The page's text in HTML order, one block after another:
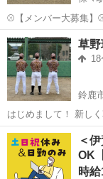
⚾️【メンバー大募集】⚾️ 四日市市を拠点に活動してい
⭐️**STRANGERS（ストレン
中！ ※第3日曜日は専用グ
き。」 「もう一度...
三重 四日市市
草野
鈴鹿
はじめまして！ 新し
ことになり、一緒に楽し
✅ 野球が好きな方な
方も大歓迎！ ...
三重 鈴鹿市
＜
OK
時給